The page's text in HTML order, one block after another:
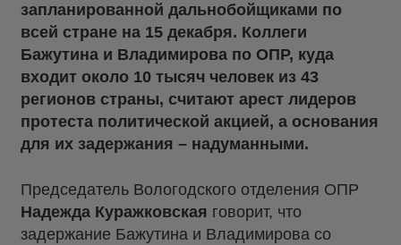
запланированной дальнобойщиками по
всей стране на 15 декабря. Коллеги
Бажутина и Владимирова по ОПР, куда
входит около 10 тысяч человек из 43
регионов страны, считают арест лидеров
протеста политической акцией, а основания
для их задержания – надуманными.
Председатель Вологодского отделения ОПР
Надежда Куражковская говорит, что
задержание Бажутина и Владимирова со